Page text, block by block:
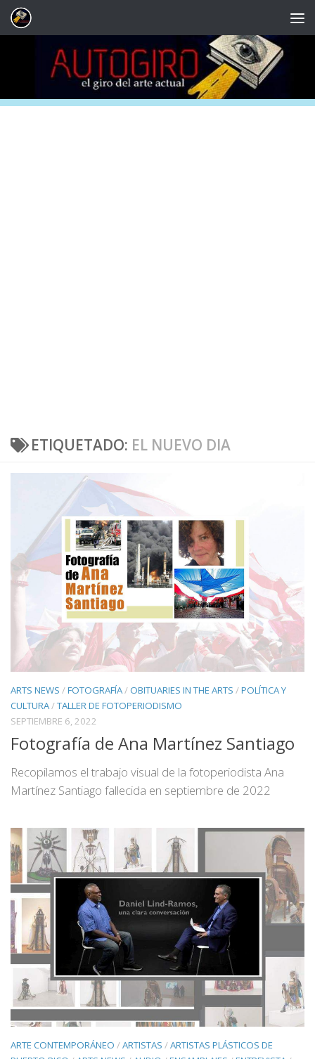
Saltar al contenido
ETIQUETADO: EL NUEVO DIA
ARTS NEWS /FOTOGRAFÍA/ OBITUARIES IN THE ARTS /POLÍTICA Y
CULTURA/TALLER DE FOTOPERIODISMO
SEPTIEMBRE 6, 2022
Fotografía de Ana Martínez Santiago
Recopilamos el trabajo visual de la fotoperiodista Ana
Martínez Santiago fallecida en septiembre de 2022
ARTE CONTEMPORÁNEO /ARTISTAS /ARTISTAS PLÁSTICOS DE